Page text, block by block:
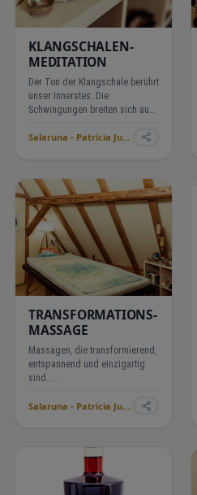
KLANGSCHALEN-
MEDITATION
Der Ton der Klangschale berührt
unser Innerstes. Die
Schwingungen breiten sich aus
Körper, sie lösen Spannungen
Der Atem wird tiefer. Der Kop…
Salaruna - Patricia Junker ›
TRANSFORMATIONS-
MASSAGE
Massagen, die transformierend,
entspannend und einzigartig
sind.....
Salaruna - Patricia Junker ›